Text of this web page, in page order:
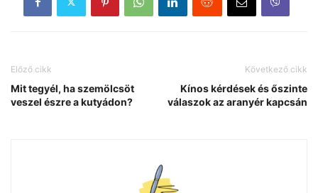
Előző cikk
Mit tegyél, ha szemölcsöt
veszel észre a kutyádon?
Következő cikk
Kínos kérdések és őszinte
válaszok az aranyér kapcsán